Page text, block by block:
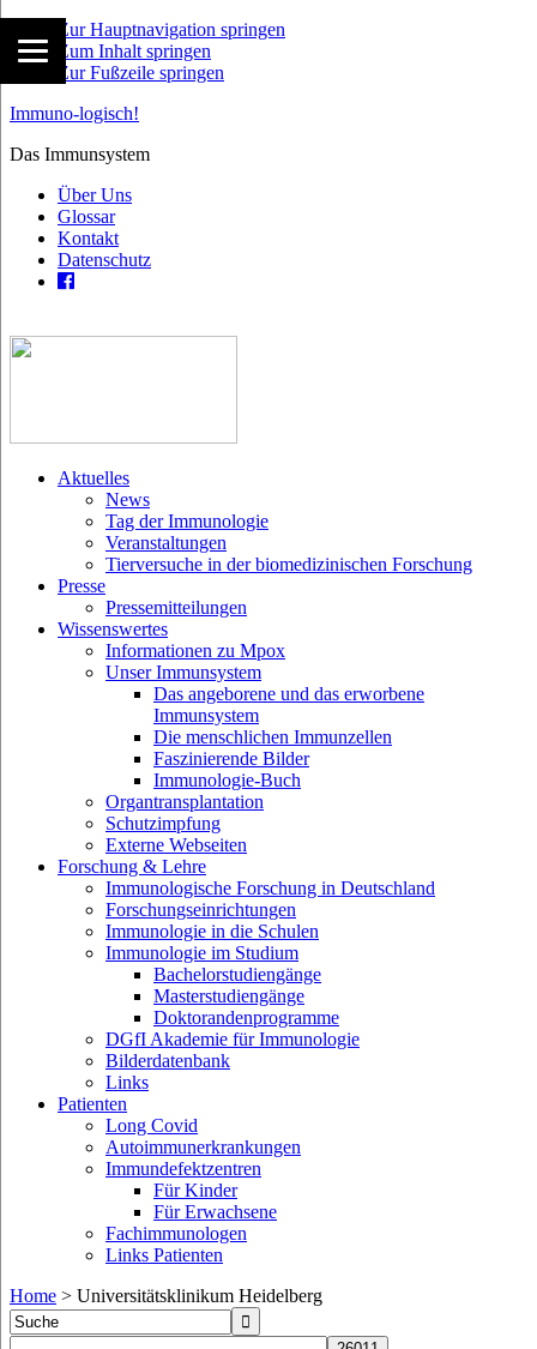
Zur Hauptnavigation springen
Zum Inhalt springen
Zur Fußzeile springen
Immuno-logisch!
Das Immunsystem
Über Uns
Glossar
Kontakt
Datenschutz
Aktuelles
News
Tag der Immunologie
Veranstaltungen
Tierversuche in der biomedizinischen Forschung
Presse
Pressemitteilungen
Wissenswertes
Informationen zu Mpox
Unser Immunsystem
Das angeborene und das erworbene
Immunsystem
Die menschlichen Immunzellen
Faszinierende Bilder
Immunologie-Buch
Organtransplantation
Schutzimpfung
Externe Webseiten
Forschung & Lehre
Immunologische Forschung in Deutschland
Forschungseinrichtungen
Immunologie in die Schulen
Immunologie im Studium
Bachelorstudiengänge
Masterstudiengänge
Doktorandenprogramme
DGfI Akademie für Immunologie
Bilderdatenbank
Links
Patienten
Long Covid
Autoimmunerkrankungen
Immundefektzentren
Für Kinder
Für Erwachsene
Fachimmunologen
Links Patienten
Home > Universitätsklinikum Heidelberg